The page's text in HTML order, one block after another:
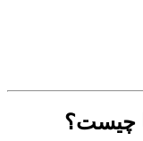
چیست؟